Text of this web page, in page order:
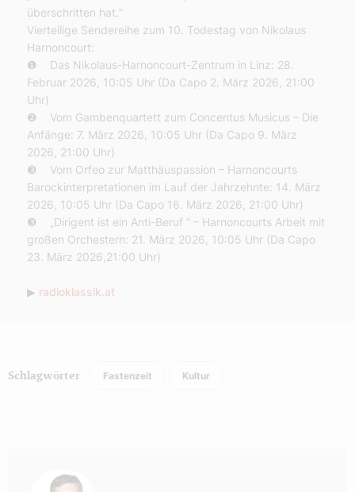
überschritten hat.“
Vierteilige Sendereihe zum 10. Todestag von Nikolaus
Harnoncourt:
❶ Das Nikolaus-Harnoncourt-Zentrum in Linz: 28.
Februar 2026, 10:05 Uhr (Da Capo 2. März 2026, 21:00
Uhr)
❷ Vom Gambenquartett zum Concentus Musicus – Die
Anfänge: 7. März 2026, 10:05 Uhr (Da Capo 9. März
2026, 21:00 Uhr)
❸ Vom Orfeo zur Matthäuspassion – Harnoncourts
Barockinterpretationen im Lauf der Jahrzehnte: 14. März
2026, 10:05 Uhr (Da Capo 16. März 2026, 21:00 Uhr)
❸ „Dirigent ist ein Anti-Beruf “ – Harnoncourts Arbeit mit
großen Orchestern: 21. März 2026, 10:05 Uhr (Da Capo
23. März 2026,21:00 Uhr)
▶ radioklassik.at
Schlagwörter Fastenzeit Kultur